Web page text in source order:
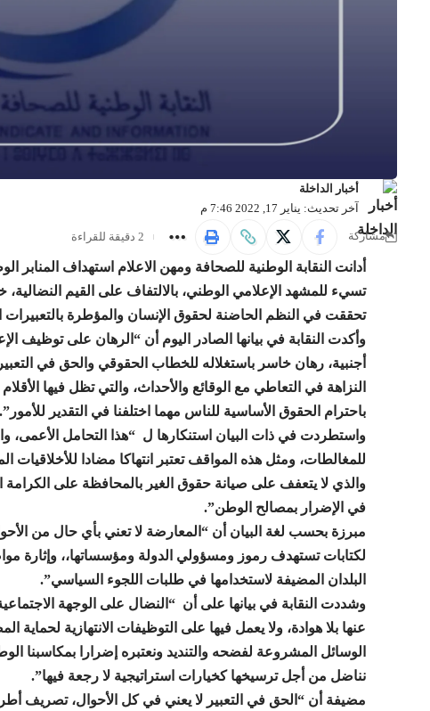
آخر تحديث: يناير 17, 2022 7:46 م
أخبار الداخلة
مشاركة 2 دقيقة للقراءة
أدانت النقابة الوطنية للصحافة ومهن الاعلام استهداف
تسيء للمشهد الإعلامي الوطني، بالالتفاف على القيم
تحققت في النظم الحاضنة لحقوق الإنسان والمؤطرة بالتعبيرات
وأكدت النقابة في بيانها الصادر اليوم أن “الرهان على توظيف
أجنبية، رهان خاسر باستغلاله للخطاب الحقوقي والحق في
النزاهة في التعاطي مع الوقائع والأحداث، والتي تظل فيها
باحترام الحقوق الأساسية للناس مهما اختلفنا في التقدير للأمور”.
واستطردت في ذات البيان استنكارها ل “هذا التحامل الأعمى،
للمغالطات، ومثل هذه المواقف تعتبر انتهاكا مضادا للأخلاقيات
والذي لا يتعفف على صيانة حقوق الغير بالمحافظة على الكرامة
في الإضرار بمصالح الوطن”.
مبرزة بحسب لغة البيان أن “المعارضة لا تعني بأي حال من
لكتابات تستهدف رموز ومسؤولي الدولة ومؤسساتها،، وإثارة
البلدان المضيفة لاستخدامها في طلبات اللجوء السياسي”.
وشددت النقابة في بيانها على أن “النضال على الوجهة
عنها بلا هوادة، ولا يعمل فيها على التوظيفات الانتهازية
الوسائل المشروعة لفضحه والتنديد ونعتبره إضرارا بمكاسبنا
نناضل من أجل ترسيخها كخيارات استراتيجية لا رجعة فيها”.
مضيفة أن “الحق في التعبير لا يعني في كل الأحوال، تصريف